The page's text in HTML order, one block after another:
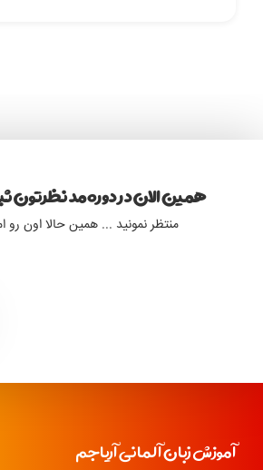
همین الان در دوره مد نظرتون
منتظر نمونید ... همین حالا اون رو
آموزش زبان آلمانی آریاجم